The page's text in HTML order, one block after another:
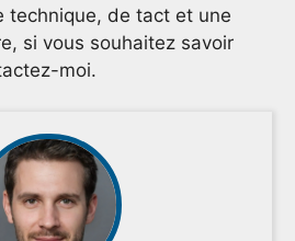
technique, de tact et une
si vous souhaitez savoir
moi.